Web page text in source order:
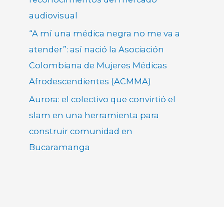
audiovisual
“A mí una médica negra no me va a
atender”: así nació la Asociación
Colombiana de Mujeres Médicas
Afrodescendientes (ACMMA)
Aurora: el colectivo que convirtió el
slam en una herramienta para
construir comunidad en
Bucaramanga